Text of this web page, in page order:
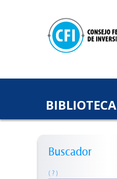
BIBLIOTECA
Buscador
( ? )